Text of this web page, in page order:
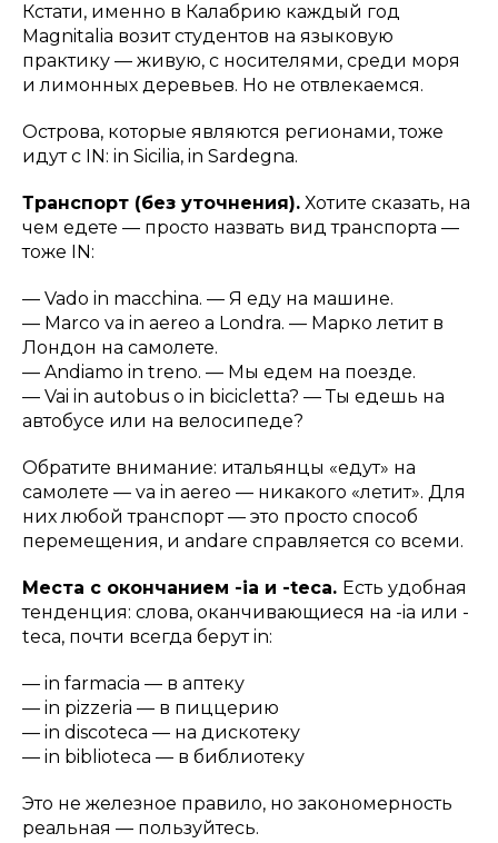
Кстати, именно в Калабрию каждый год
Magnitalia возит студентов на языковую
практику — живую, с носителями, среди моря
и лимонных деревьев. Но не отвлекаемся.
Острова, которые являются регионами, тоже
идут с IN: in Sicilia, in Sardegna.
Транспорт (без уточнения). Хотите сказать, на
чем едете — просто назвать вид транспорта —
тоже IN:
— Vado in macchina. — Я еду на машине.
— Marco va in aereo a Londra. — Марко летит в
Лондон на самолете.
— Andiamo in treno. — Мы едем на поезде.
— Vai in autobus o in bicicletta? — Ты едешь на
автобусе или на велосипеде?
Обратите внимание: итальянцы «едут» на
самолете — va in aereo — никакого «летит». Для
них любой транспорт — это просто способ
перемещения, и andare справляется со всеми.
Места с окончанием -ia и -teca. Есть удобная
тенденция: слова, оканчивающиеся на -ia или -
teca, почти всегда берут in:
— in farmacia — в аптеку
— in pizzeria — в пиццерию
— in discoteca — на дискотеку
— in biblioteca — в библиотеку
Это не железное правило, но закономерность
реальная — пользуйтесь.